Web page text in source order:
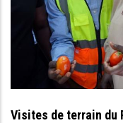
Visites de terrain du